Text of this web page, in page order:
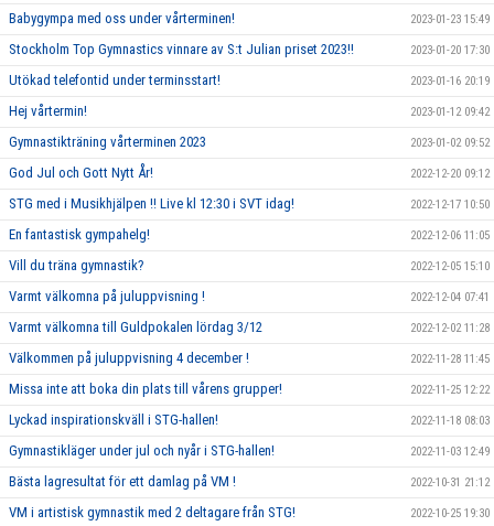
Babygympa med oss under vårterminen! 2023-01-23 15:49
Stockholm Top Gymnastics vinnare av S:t Julian priset 2023!! 2023-01-20 17:30
Utökad telefontid under terminsstart! 2023-01-16 20:19
Hej vårtermin! 2023-01-12 09:42
Gymnastikträning vårterminen 2023 2023-01-02 09:52
God Jul och Gott Nytt År! 2022-12-20 09:12
STG med i Musikhjälpen !! Live kl 12:30 i SVT idag! 2022-12-17 10:50
En fantastisk gympahelg! 2022-12-06 11:05
Vill du träna gymnastik? 2022-12-05 15:10
Varmt välkomna på juluppvisning ! 2022-12-04 07:41
Varmt välkomna till Guldpokalen lördag 3/12 2022-12-02 11:28
Välkommen på juluppvisning 4 december ! 2022-11-28 11:45
Missa inte att boka din plats till vårens grupper! 2022-11-25 12:22
Lyckad inspirationskväll i STG-hallen! 2022-11-18 08:03
Gymnastikläger under jul och nyår i STG-hallen! 2022-11-03 12:49
Bästa lagresultat för ett damlag på VM ! 2022-10-31 21:12
VM i artistisk gymnastik med 2 deltagare från STG! 2022-10-25 19:30